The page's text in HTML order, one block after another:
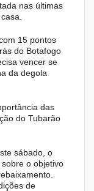
nas últimas
15 pontos
do Botafogo
vencer se
da degola
das
do Tubarão
sábado, o
o objetivo
de